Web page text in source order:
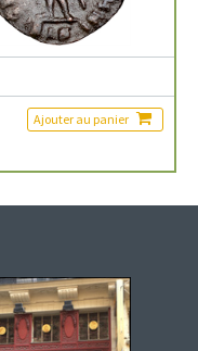
Ajouter au panier